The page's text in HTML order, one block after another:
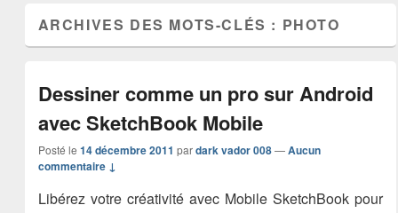
ARCHIVES DES MOTS-CLÉS : PHOTO
Dessiner comme un pro sur Android
avec SketchBook Mobile
Posté le 14 décembre 2011 pardark vador 008 —Aucun
commentaire ↓
Libérez votre créativité avec Mobile SketchBook pour